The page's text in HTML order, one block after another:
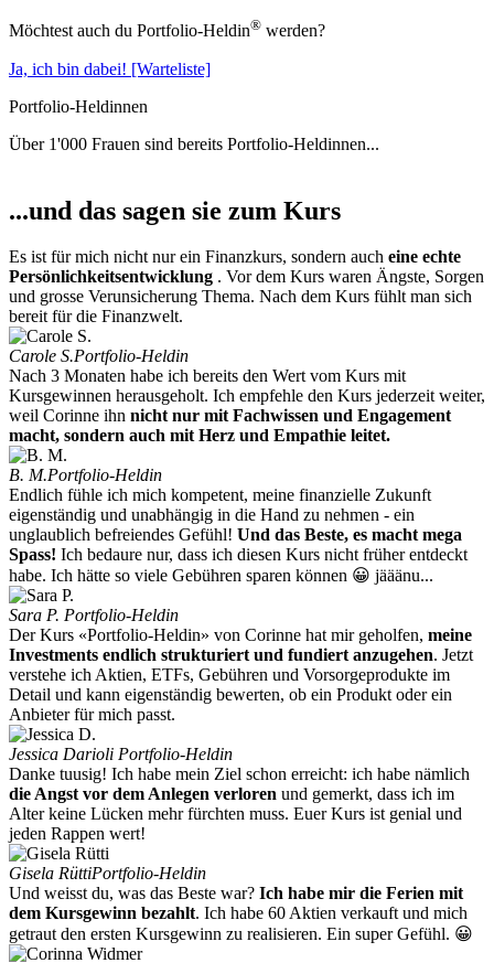
Möchtest auch du Portfolio-Heldin® werden?
Ja, ich bin dabei! [Warteliste]
Portfolio-Heldinnen
Über 1'000 Frauen sind bereits Portfolio-Heldinnen...
...und das sagen sie zum Kurs
Es ist für mich nicht nur ein Finanzkurs, sondern auch eine echte
Persönlichkeitsentwicklung . Vor dem Kurs waren Ängste, Sorgen
und grosse Verunsicherung Thema. Nach dem Kurs fühlt man sich
bereit für die Finanzwelt.
Carole S.Portfolio-Heldin
Nach 3 Monaten habe ich bereits den Wert vom Kurs mit
Kursgewinnen herausgeholt. Ich empfehle den Kurs jederzeit weiter,
weil Corinne ihn nicht nur mit Fachwissen und Engagement
macht, sondern auch mit Herz und Empathie leitet.
B. M.Portfolio-Heldin
Endlich fühle ich mich kompetent, meine finanzielle Zukunft
eigenständig und unabhängig in die Hand zu nehmen - ein
unglaublich befreiendes Gefühl! Und das Beste, es macht mega
Spass! Ich bedaure nur, dass ich diesen Kurs nicht früher entdeckt
habe. Ich hätte so viele Gebühren sparen können 😀 jääänu...
Sara P. Portfolio-Heldin
Der Kurs «Portfolio-Heldin» von Corinne hat mir geholfen, meine
Investments endlich strukturiert und fundiert anzugehen. Jetzt
verstehe ich Aktien, ETFs, Gebühren und Vorsorgeprodukte im
Detail und kann eigenständig bewerten, ob ein Produkt oder ein
Anbieter für mich passt.
Jessica Darioli Portfolio-Heldin
Danke tuusig! Ich habe mein Ziel schon erreicht: ich habe nämlich
die Angst vor dem Anlegen verloren und gemerkt, dass ich im
Alter keine Lücken mehr fürchten muss. Euer Kurs ist genial und
jeden Rappen wert!
Gisela RüttiPortfolio-Heldin
Und weisst du, was das Beste war? Ich habe mir die Ferien mit
dem Kursgewinn bezahlt. Ich habe 60 Aktien verkauft und mich
getraut den ersten Kursgewinn zu realisieren. Ein super Gefühl. 😀